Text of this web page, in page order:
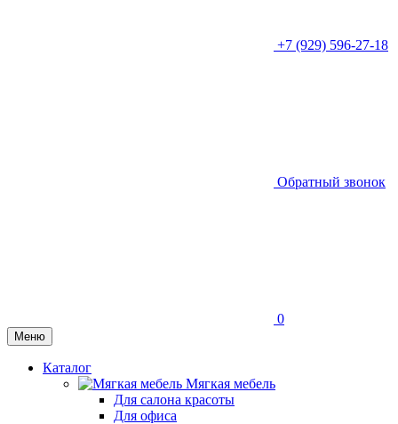
+7 (929) 596-27-18
Обратный звонок
0
Меню
Каталог
Мягкая мебель
Для салона красоты
Для офиса